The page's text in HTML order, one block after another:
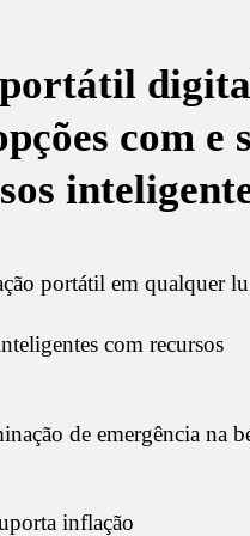
com e
portátil em qualquer
com recursos
de emergência na
inflação